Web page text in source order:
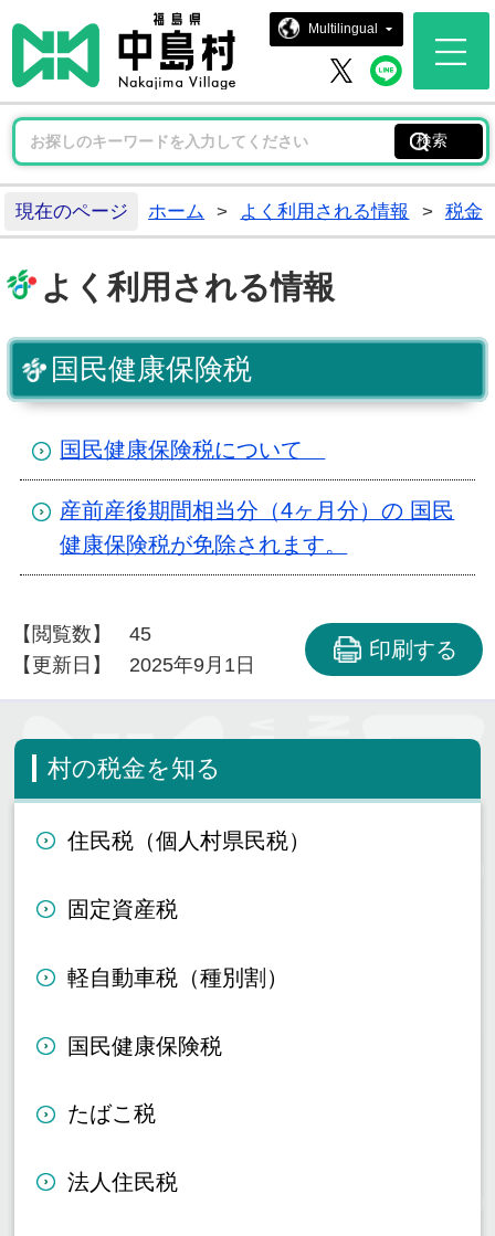
中島村ホ
Multilingual
中島村 X中島
現在のページ ホーム > よく利用される情報 > 税金
よく利用される情報
国民健康保険税
国民健康保険税について
産前産後期間相当分（4ヶ月分）の 国民
健康保険税が免除されます。
【閲覧数】
45
【更新日】
2025年9月1日
印刷する
村の税金を知る
住民税（個人村県民税）
固定資産税
軽自動車税（種別割）
国民健康保険税
たばこ税
法人住民税